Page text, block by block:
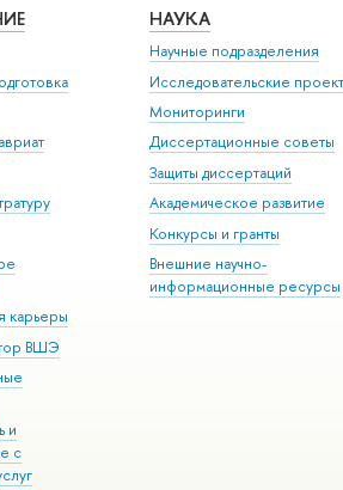
карьеры
ВШЭ
и
с
НАУКА
Научные подразделения
Исследовательские
Мониторинги
Диссертационные советы
Защиты диссертаций
Академическое развитие
Конкурсы и гранты
Внешние научно-
информационные ресурсы